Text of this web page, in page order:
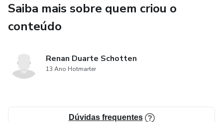
Saiba mais sobre quem criou o
conteúdo
Renan Duarte Schotten
13 Ano Hotmarter
Dúvidas frequentes